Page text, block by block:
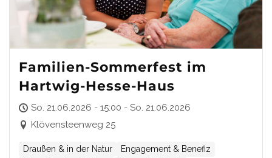
Familien-Sommerfest im
Hartwig-Hesse-Haus
So. 21.06.2026 - 15:00 - So. 21.06.2026
Klövensteenweg 25
Draußen & in der Natur
Engagement & Benefiz